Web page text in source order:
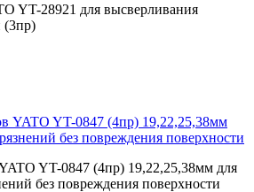
YT-28921 для высверливания
(3пр)
YT-0847 (4пр) 19,22,25,38мм для
без повреждения поверхности